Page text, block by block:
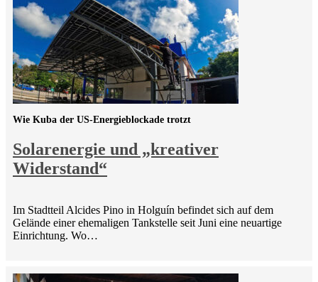
Solarenergie und „kreativer
Widerstand“
Wie Kuba der US-Energieblockade trotzt
Im Stadtteil Alcides Pino in Holguín befindet sich auf dem
Gelände einer ehemaligen Tankstelle seit Juni eine neuartige
Einrichtung. Wo…